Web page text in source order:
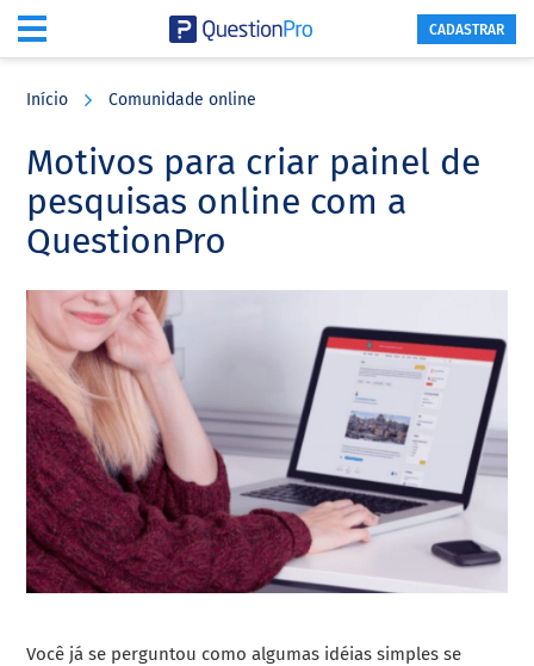
content
sidebar
CADASTRAR
Início Comunidade online
Motivos para criar painel de
pesquisas online com a
QuestionPro
Você já se perguntou como algumas idéias simples se